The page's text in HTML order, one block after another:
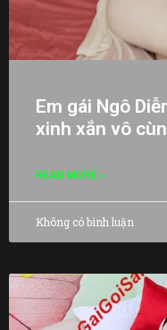
Em gái Ngô
xinh xắn vô
READ MORE »
Không có bình luận